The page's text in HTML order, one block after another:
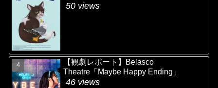
50 views
【観劇レポート】Belasco
Theatre「Maybe Happy Ending」
46 views